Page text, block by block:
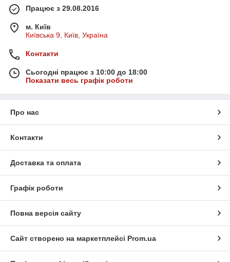
Працює з 29.08.2016
м. Київ
Київська 9, Київ, Україна
Контакти
Сьогодні працює з 10:00 до 18:00
Показати весь графік роботи
Про нас
Контакти
Доставка та оплата
Графік роботи
Повна версія сайту
Сайт створено на маркетплейсі Prom.ua